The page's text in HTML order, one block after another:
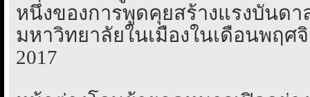
หนึ่งของการพูดคุยสร้างแรงบันด
มหาวิทยาลัยในเมืองในเดือนพฤศ
2017